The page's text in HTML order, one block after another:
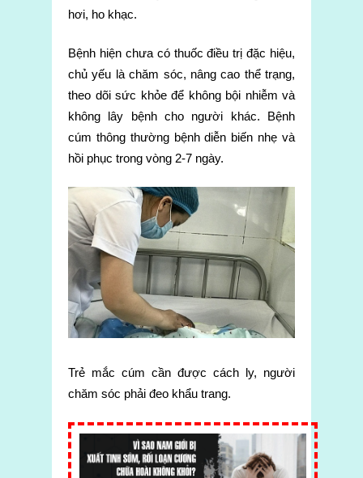
hơi, ho khạc.
Bệnh hiện chưa có thuốc điều trị đặc hiệu,
chủ yếu là chăm sóc, nâng cao thể trạng,
theo dõi sức khỏe để không bội nhiễm và
không lây bệnh cho người khác. Bệnh
cúm thông thường bệnh diễn biến nhẹ và
hồi phục trong vòng 2-7 ngày.
Trẻ mắc cúm cần được cách ly, người
chăm sóc phải đeo khẩu trang.